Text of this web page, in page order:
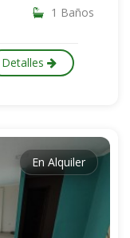
1 Baños
Detalles
En Alquiler